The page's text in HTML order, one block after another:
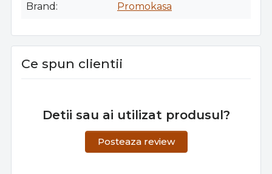
Brand Promokasa
Ce spun clientii
Detii sau ai utilizat produsul?
Posteaza review